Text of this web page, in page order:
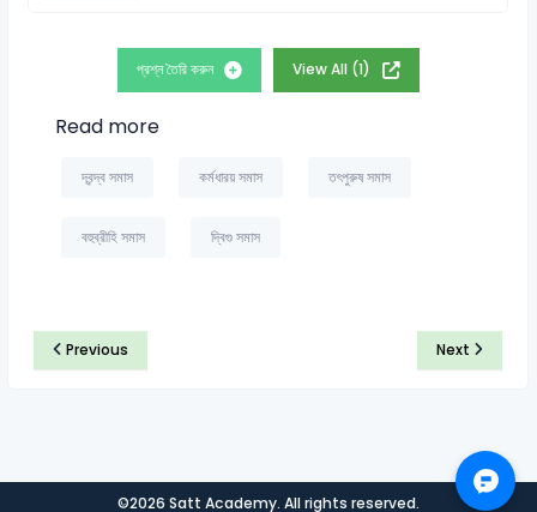
প্রশ্ন তৈরি করুন View All (1)
Read more
দ্বন্দ্ব সমাস কর্মধারয় সমাস তৎপুরুষ সমাস
বহুব্রীহি সমাস দ্বিগু সমাস
Previous Next
©2026 Satt Academy. All rights reserved.